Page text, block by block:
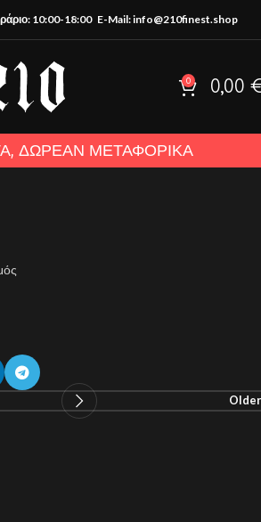
10:00-18:00 E-Mail: info@210finest.shop
0 0,00
ΔΩΡΕΑΝ ΜΕΤΑΦΟΡΙΚΑ
Older